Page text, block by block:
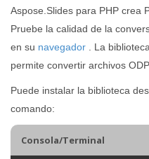
Aspose.Slides para PHP crea
Pruebe la calidad de la
en su navegador . La
permite convertir archivos
Puede instalar la biblioteca
comando:
Consola/Terminal